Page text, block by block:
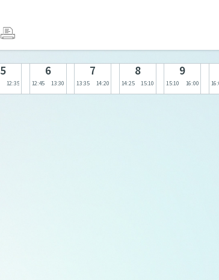
5
12:35
6
12:45 13:30
7
13:35 14:20
8
14:25 15:10
9
15:10 16:00